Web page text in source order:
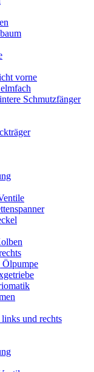
vorne
Schmutzfänger
Ölpumpe
und rechts